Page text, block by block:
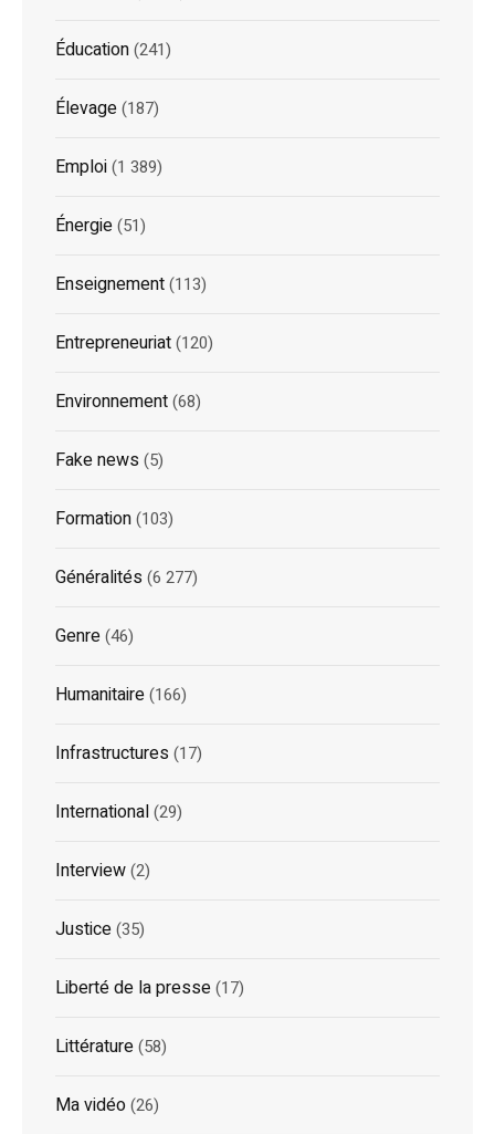
Éducation(241)
Élevage(187)
Emploi(1 389)
Énergie(51)
Enseignement(113)
Entrepreneuriat(120)
Environnement(68)
Fake news(5)
Formation(103)
Généralités(6 277)
Genre(46)
Humanitaire(166)
Infrastructures(17)
International(29)
Interview(2)
Justice(35)
Liberté de la presse(17)
Littérature(58)
Ma vidéo(26)